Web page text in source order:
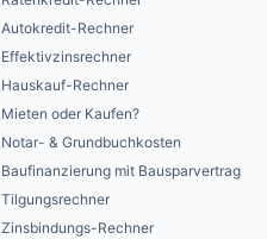
Autokredit-Rechner
Effektivzinsrechner
Hauskauf-Rechner
Mieten oder Kaufen?
Notar- & Grundbuchkosten
Baufinanzierung mit Bausparvertrag
Tilgungsrechner
Zinsbindungs-Rechner